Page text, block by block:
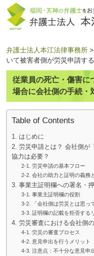
弁護士法人本江法律事務所
いて被害者側が労災申請す
従業員の死亡・傷害に
場合に会社側の手続・
Table of Contents
1. はじめに
2. 労災申請とは？ 会社側が
協力は必要？
2-1. 労災申請の基本フロー
2-2. 会社の助力と証明の義務
3. 事業主証明欄への署名・
3-1. 事業主証明欄の役割
3-2. 「会社側は労災とは思っ
3-3. 証明欄の記載を拒否する
4. 労災審査における会社側
4-1. 労災の審査プロセス
4-2. 意見申出を行うメリット
4-3. 注意点：不十分な意見申